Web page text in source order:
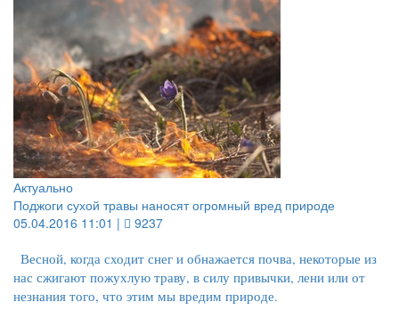
Актуально
Поджоги сухой травы наносят огромный вред природе
05.04.2016 11:01 |
9237
Весной, когда сходит снег и обнажается почва, некоторые из
нас сжигают пожухлую траву, в силу привычки, лени или от
незнания того, что этим мы вредим природе.